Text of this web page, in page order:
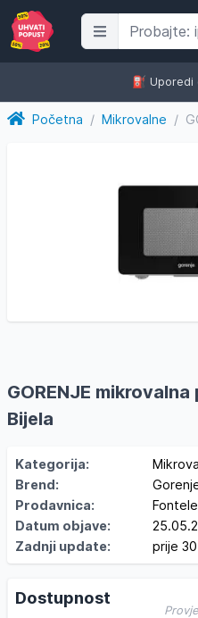
⛽️ Uporedi
Početna / Mikrovalne /
GORENJE
Bijela
Kategorija:
Brend:
Prodavnica:
Fontele
Datum objave:
Zadnji update:
prije
Dostupnost